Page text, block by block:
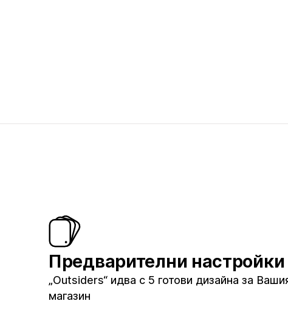
Предварителни настройки
„Outsiders“ идва с 5 готови дизайна за
магазин